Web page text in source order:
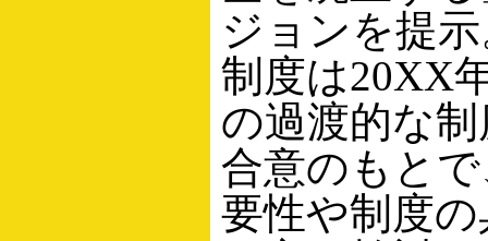
ジョンを提
制度は20XX
の過渡的な
合意のもと
要性や制度